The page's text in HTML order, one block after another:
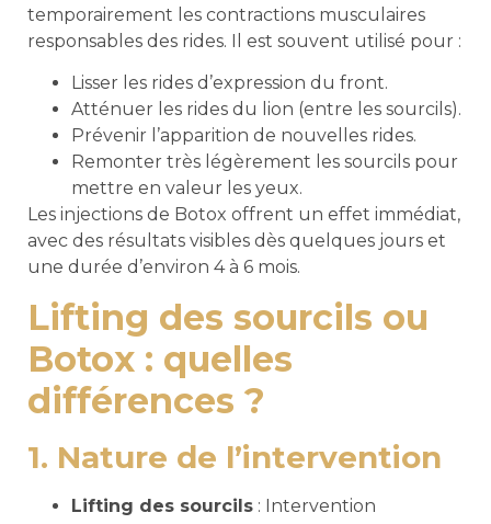
temporairement les contractions musculaires
responsables des rides. Il est souvent utilisé pour :
Lisser les rides d’expression du front.
Atténuer les rides du lion (entre les sourcils).
Prévenir l’apparition de nouvelles rides.
Remonter très légèrement les sourcils pour
mettre en valeur les yeux.
Les injections de Botox offrent un effet immédiat,
avec des résultats visibles dès quelques jours et
une durée d’environ 4 à 6 mois.
Lifting des sourcils ou
Botox : quelles
différences ?
1. Nature de l’intervention
Lifting des sourcils : Intervention